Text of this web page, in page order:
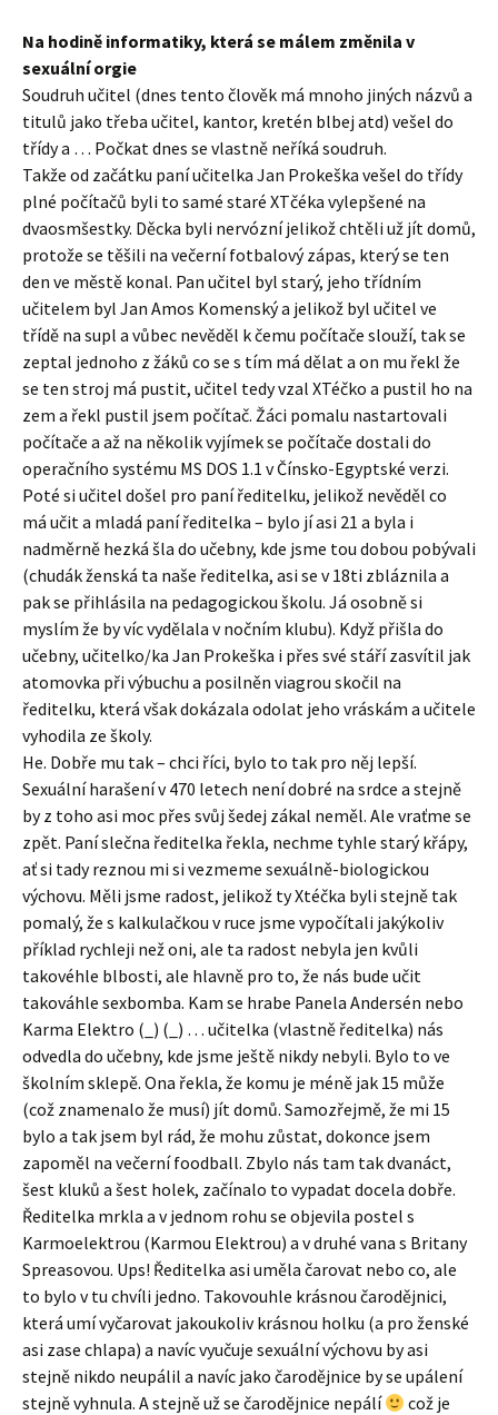
Na hodině informatiky, která se málem změnila v
sexuální orgie
Soudruh učitel (dnes tento člověk má mnoho jiných názvů a
titulů jako třeba učitel, kantor, kretén blbej atd) vešel do
třídy a … Počkat dnes se vlastně neříká soudruh.
Takže od začátku paní učitelka Jan Prokeška vešel do třídy
plné počítačů byli to samé staré XTčéka vylepšené na
dvaosmšestky. Děcka byli nervózní jelikož chtěli už jít domů,
protože se těšili na večerní fotbalový zápas, který se ten
den ve městě konal. Pan učitel byl starý, jeho třídním
učitelem byl Jan Amos Komenský a jelikož byl učitel ve
třídě na supl a vůbec nevěděl k čemu počítače slouží, tak se
zeptal jednoho z žáků co se s tím má dělat a on mu řekl že
se ten stroj má pustit, učitel tedy vzal XTéčko a pustil ho na
zem a řekl pustil jsem počítač. Žáci pomalu nastartovali
počítače a až na několik vyjímek se počítače dostali do
operačního systému MS DOS 1.1 v Čínsko-Egyptské verzi.
Poté si učitel došel pro paní ředitelku, jelikož nevěděl co
má učit a mladá paní ředitelka – bylo jí asi 21 a byla i
nadměrně hezká šla do učebny, kde jsme tou dobou pobývali
(chudák ženská ta naše ředitelka, asi se v 18ti zbláznila a
pak se přihlásila na pedagogickou školu. Já osobně si
myslím že by víc vydělala v nočním klubu). Když přišla do
učebny, učitelko/ka Jan Prokeška i přes své stáří zasvítil jak
atomovka při výbuchu a posilněn viagrou skočil na
ředitelku, která však dokázala odolat jeho vráskám a učitele
vyhodila ze školy.
He. Dobře mu tak – chci říci, bylo to tak pro něj lepší.
Sexuální harašení v 470 letech není dobré na srdce a stejně
by z toho asi moc přes svůj šedej zákal neměl. Ale vraťme se
zpět. Paní slečna ředitelka řekla, nechme tyhle starý křápy,
ať si tady reznou mi si vezmeme sexuálně-biologickou
výchovu. Měli jsme radost, jelikož ty Xtéčka byli stejně tak
pomalý, že s kalkulačkou v ruce jsme vypočítali jakýkoliv
příklad rychleji než oni, ale ta radost nebyla jen kvůli
takovéhle blbosti, ale hlavně pro to, že nás bude učit
takováhle sexbomba. Kam se hrabe Panela Andersén nebo
Karma Elektro (_) (_) … učitelka (vlastně ředitelka) nás
odvedla do učebny, kde jsme ještě nikdy nebyli. Bylo to ve
školním sklepě. Ona řekla, že komu je méně jak 15 může
(což znamenalo že musí) jít domů. Samozřejmě, že mi 15
bylo a tak jsem byl rád, že mohu zůstat, dokonce jsem
zapoměl na večerní foodball. Zbylo nás tam tak dvanáct,
šest kluků a šest holek, začínalo to vypadat docela dobře.
Ředitelka mrkla a v jednom rohu se objevila postel s
Karmoelektrou (Karmou Elektrou) a v druhé vana s Britany
Spreasovou. Ups! Ředitelka asi uměla čarovat nebo co, ale
to bylo v tu chvíli jedno. Takovouhle krásnou čarodějnici,
která umí vyčarovat jakoukoliv krásnou holku (a pro ženské
asi zase chlapa) a navíc vyučuje sexuální výchovu by asi
stejně nikdo neupálil a navíc jako čarodějnice by se upálení
stejně vyhnula. A stejně už se čarodějnice nepálí
což je